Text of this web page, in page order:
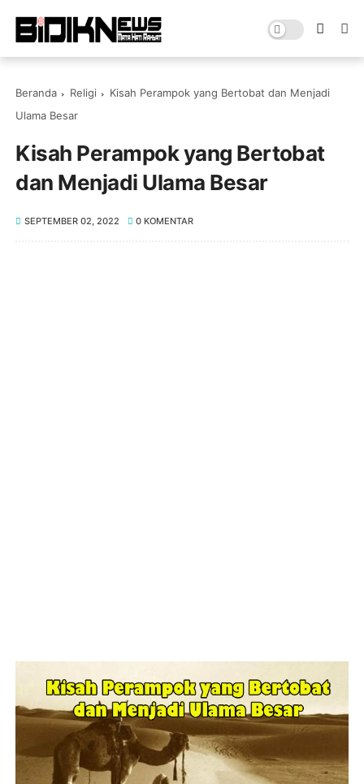
Beranda Religi
Kisah Perampok yang Bertobat dan Menjadi
Ulama Besar
Kisah Perampok yang Bertobat
dan Menjadi Ulama Besar
SEPTEMBER 02, 2022 0 KOMENTAR